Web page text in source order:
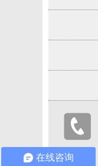
在线咨询